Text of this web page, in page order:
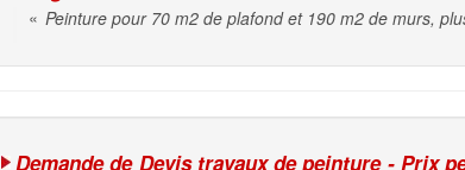
« Peinture pour 70 m2 de plafond et 190 m2 de murs,
Demande de Devis travaux de peinture - Prix